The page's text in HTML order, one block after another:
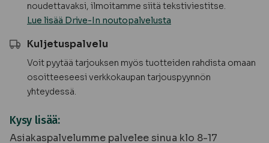
noudettavaksi, ilmoitamme siitä tekstiviestitse.
Lue lisää Drive-In noutopalvelusta
Kuljetuspalvelu
Voit pyytää tarjouksen myös tuotteiden rahdista omaan
osoitteeseesi verkkokaupan tarjouspyynnön
yhteydessä.
Kysy lisää:
Asiakaspalvelumme palvelee sinua klo 8-17